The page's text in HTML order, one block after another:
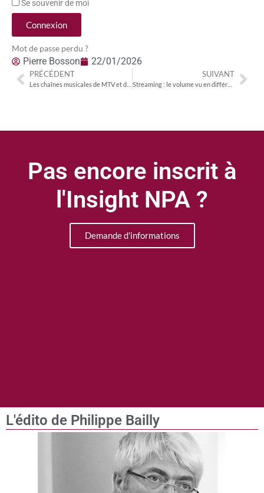
Se souvenir de moi
Connexion
Mot de passe perdu ?
Pierre Bosson 22/01/2026
PRÉCÉDENT SUIVANT
Streaming : le volume vu en différé sur les chaînes de la TNT a augmenté de 20 % en deux ans
Pas encore inscrit à
l'Insight NPA ?
Demande d'informations
L'édito de Philippe Bailly